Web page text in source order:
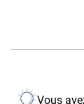
Vous